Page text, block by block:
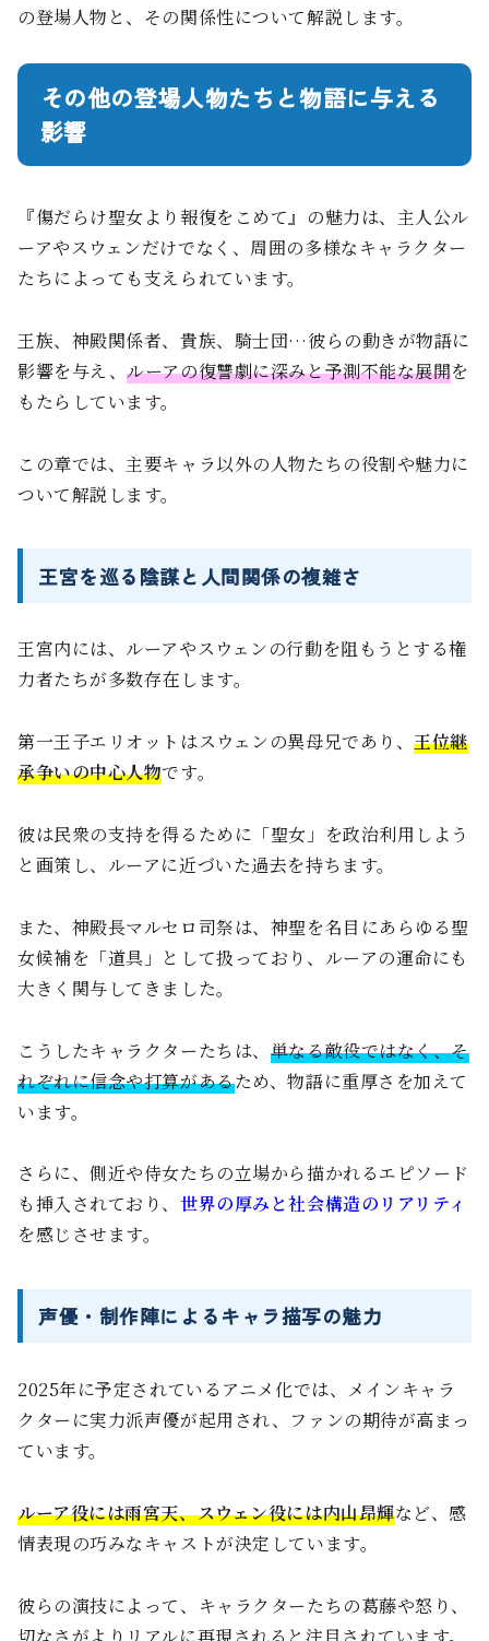
の登場人物と、その関係性について解説します。
その他の登場人物たちと物語に与える
影響
『傷だらけ聖女より報復をこめて』の魅力は、主人公ル
ーアやスウェンだけでなく、周囲の多様なキャラクター
たちによっても支えられています。
王族、神殿関係者、貴族、騎士団…彼らの動きが物語に
影響を与え、ルーアの復讐劇に深みと予測不能な展開を
もたらしています。
この章では、主要キャラ以外の人物たちの役割や魅力に
ついて解説します。
王宮を巡る陰謀と人間関係の複雑さ
王宮内には、ルーアやスウェンの行動を阻もうとする権
力者たちが多数存在します。
第一王子エリオットはスウェンの異母兄であり、王位継
承争いの中心人物です。
彼は民衆の支持を得るために「聖女」を政治利用しよう
と画策し、ルーアに近づいた過去を持ちます。
また、神殿長マルセロ司祭は、神聖を名目にあらゆる聖
女候補を「道具」として扱っており、ルーアの運命にも
大きく関与してきました。
こうしたキャラクターたちは、 単なる敵役ではなく、そ
れぞれに信念や打算があるため、物語に重厚さを加えて
います。
さらに、側近や侍女たちの立場から描かれるエピソード
も挿入されており、世界の厚みと社会構造のリアリティ
を感じさせます。
声優・制作陣によるキャラ描写の魅力
2025年に予定されているアニメ化では、メインキャラ
クターに実力派声優が起用され、ファンの期待が高まっ
ています。
ルーア役には雨宮天、スウェン役には内山昂輝など、感
情表現の巧みなキャストが決定しています。
彼らの演技によって、キャラクターたちの葛藤や怒り、
切なさがよりリアルに再現されると注目されています。